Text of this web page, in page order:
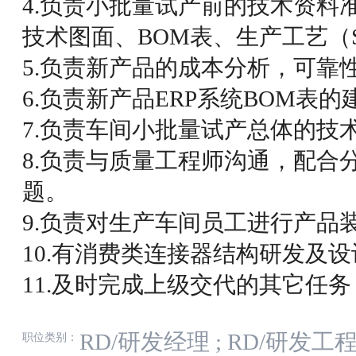
4.负责小批量试产前的技术资料
技术图面、BOM表、生产工艺（
5.负责新产品的成本分析，可靠
6.负责新产品ERP系统BOM表的
7.负责车间小批量试产总体的技
8.负责与质量工程师沟通，配合
题。
9.负责对生产车间员工进行产品
10.有消费类连接器结构研发及
11.及时完成上级交代的其它任务
职位类别： RD/研发经理 ; RD/研发工